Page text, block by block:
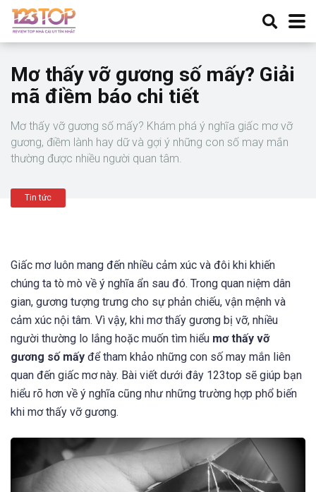
Mơ thấy vỡ gương số mấy? Giải
mã điềm báo chi tiết
Mơ thấy vỡ gương số mấy? Khám phá ý nghĩa giấc mơ vỡ
gương, điềm lành hay dữ và gợi ý những con số may mắn
thường được nhiều người quan tâm.
Tin tức
Giấc mơ luôn mang đến nhiều cảm xúc và đôi khi khiến
chúng ta tò mò về ý nghĩa ẩn sau đó. Trong quan niệm dân
gian, gương tượng trưng cho sự phản chiếu, vận mệnh và
cảm xúc nội tâm. Vì vậy, khi mơ thấy gương bị vỡ, nhiều
người thường lo lắng hoặc muốn tìm hiểu mơ thấy vỡ
gương số mấy để tham khảo những con số may mắn liên
quan đến giấc mơ này. Bài viết dưới đây 123top sẽ giúp bạn
hiểu rõ hơn về ý nghĩa cũng như những trường hợp phổ biến
khi mơ thấy vỡ gương.